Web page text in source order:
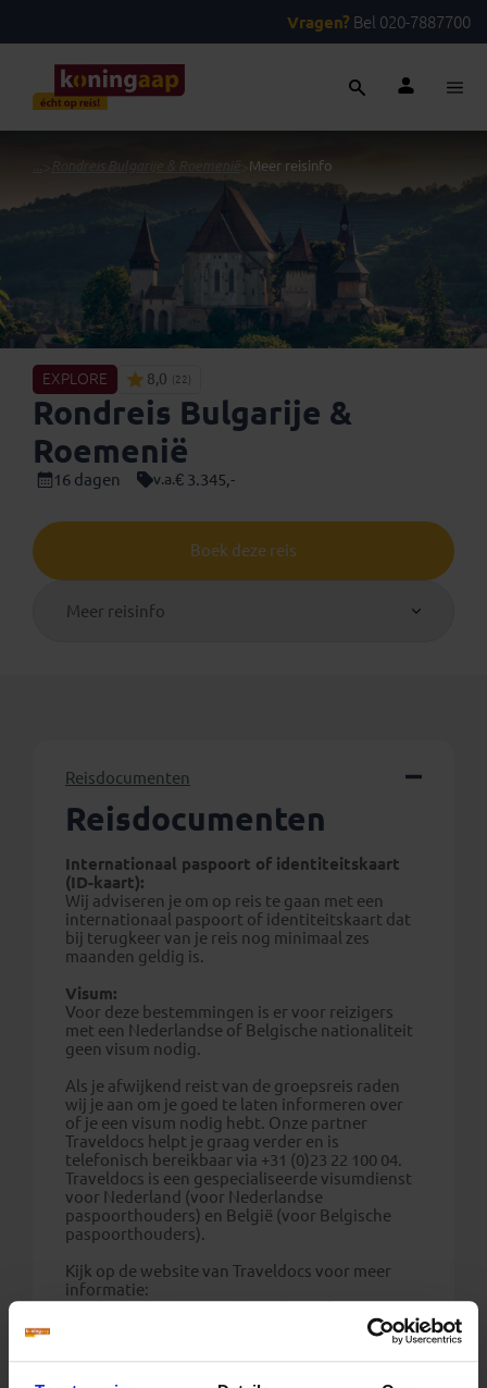
Vragen? Bel 020-7887700
Rondreis Bulgarije & Roemenië >Meer reisinfo
EXPLORE 8,0 (22)
Rondreis Bulgarije &
Roemenië
16 dagen v.a.€ 3.345,-
Boek deze reis
Meer reisinfo
Reisdocumenten
Reisdocumenten
Internationaal paspoort of identiteitskaart
(ID-kaart):
Wij adviseren je om op reis te gaan met een
internationaal paspoort of identiteitskaart dat
bij terugkeer van je reis nog minimaal zes
maanden geldig is.
Visum:
Voor deze bestemmingen is er voor reizigers
met een Nederlandse of Belgische nationaliteit
geen visum nodig.
Als je afwijkend reist van de groepsreis raden
wij je aan om je goed te laten informeren over
of je een visum nodig hebt. Onze partner
Traveldocs helpt je graag verder en is
telefonisch bereikbaar via +31 (0)23 22 100 04.
Traveldocs is een gespecialiseerde visumdienst
voor Nederland (voor Nederlandse
paspoorthouders) en België (voor Belgische
paspoorthouders).
Kijk op de website van Traveldocs voor meer
informatie:
- Nederlandse reizigers bezoeken:visum-
legalisatie.nl/koningaap-be